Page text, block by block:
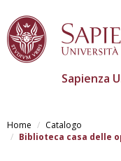
main
content
Sapienza
Home
Catalogo
Biblioteca casa delle